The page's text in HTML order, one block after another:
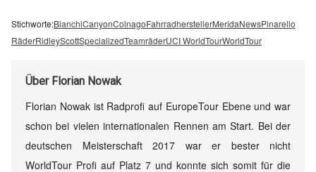
Stichworte:BianchiCanyonColnagoFahrradherstellerMeridaNewsPinarello
RäderRidleyScottSpecializedTeamräderUCI WorldTourWorldTour
Über Florian Nowak
Florian Nowak ist Radprofi auf EuropeTour Ebene und war
schon bei vielen internationalen Rennen am Start. Bei der
deutschen Meisterschaft 2017 war er bester nicht
WorldTour Profi auf Platz 7 und konnte sich somit für die